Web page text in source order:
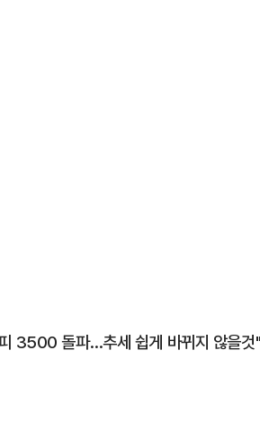
3500 돌파…추세 쉽게 바뀌지 않을것